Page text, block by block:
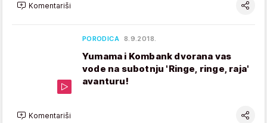
Komentariši
PORODICA 8.9.2018.
Yumama i Kombank dvorana vas
vode na subotnju 'Ringe, ringe, raja'
avanturu!
Komentariši